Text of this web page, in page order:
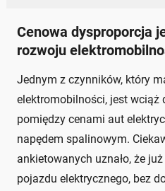
Cenowa dysproporcja
rozwoju
Jednym z czynników, który
elektromobilności, jest wciąż
pomiędzy cenami aut
napędem spalinowym.
ankietowanych uznało, że
pojazdu elektrycznego, bez